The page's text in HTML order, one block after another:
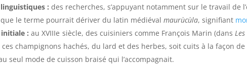
: des recherches, s’appuyant notamment sur le travail de
le terme pourrait dériver du latin médiévalmaurùcùla, signifiant
: auXVIIIe siècle, des cuisiniers comme François Marin (dans
ces champignons hachés, du lard et des herbes, soit cuits à la façon
seul mode de cuisson braisé qui l’accompagnait.